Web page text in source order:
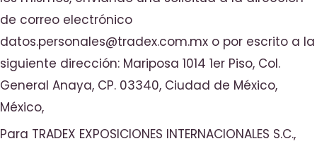
de correo electrónico
datos.personales@tradex.com.mx o por escrito a la
siguiente dirección: Mariposa 1014 1er Piso, Col.
General Anaya, CP. 03340, Ciudad de México,
México,
Para TRADEX EXPOSICIONES INTERNACIONALES S.C.,